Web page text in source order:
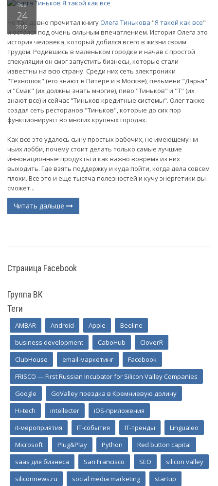
Фев
24
2012
Не так давно прочитал книгу Олега Тинькова "Я такой как все"
и остался под очень сильным впечатлением. История Олега это
история человека, который добился всего в жизни своим
трудом. Родившись в маленьком городке и начав с простой
спекуляции он смог запустить бизнесы, которые стали
известны на всю страну. Среди них сеть электроники
"Техношок" (его знают в Питере и в Москве), пельмени "Дарья"
и "Смак" (их должны знать многие), пиво "Тиньков" и "Т" (их
знают все) и сейчас "Тиньков кредитные системы". Олег также
создал сеть ресторанов "Тиньков", которые до сих пор
функционируют во многих крупных городах.
Как все это удалось сыну простых рабочих, не имеющему ни
чьих лобби, почему стоит делать только самые лучшие
инновационные продукты и как важно вовремя из них
выходить. Где взять поддержку и куда пойти, когда дела совсем
плохи. Все это и еще тысяча полезностей и кучу энергетики вы
сможет...
Читать дальше
Страница Facebook
Группа ВК
Теги
AMBAR Android Apple
Beeline
business development
CaboHub
CloverR
ClubHouse
email-маркетинг
Facebook
FRISCO — First Russian Incubator for Silicon Valley Companies
Google
GoValley поездка в Кремниевую долину
Hi-tech
intellecter
iOS-приложения
it-мероприятия
IT-события IT-тренды
Lingualeo
Microsoft
Plug&Play Python
Red button capital
saas для бизнеса
San Francisco SEO
silicon valley
siliconnews.ru
social media marketing startup